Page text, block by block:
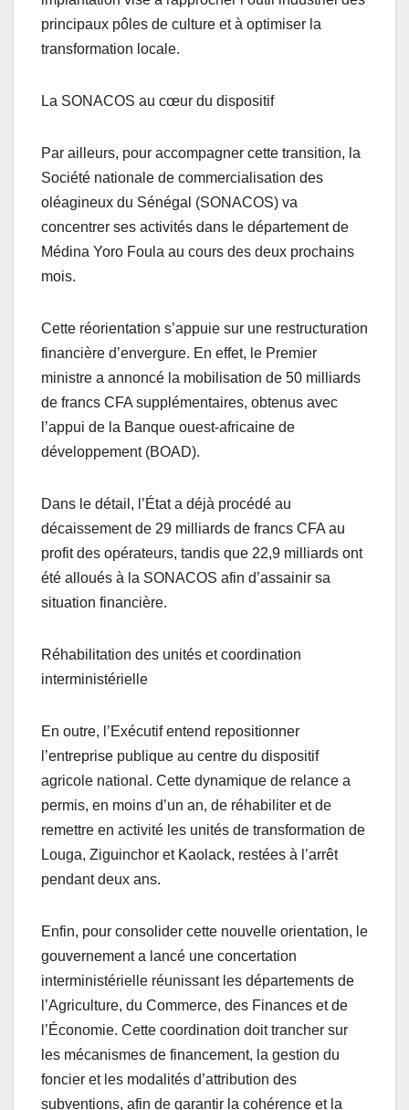
principaux pôles de culture et à optimiser la
transformation locale.
La SONACOS au cœur du dispositif
Par ailleurs, pour accompagner cette transition, la
Société nationale de commercialisation des
oléagineux du Sénégal (SONACOS) va
concentrer ses activités dans le département de
Médina Yoro Foula au cours des deux prochains
mois.
Cette réorientation s’appuie sur une restructuration
financière d’envergure. En effet, le Premier
ministre a annoncé la mobilisation de 50 milliards
de francs CFA supplémentaires, obtenus avec
l’appui de la Banque ouest-africaine de
développement (BOAD).
Dans le détail, l’État a déjà procédé au
décaissement de 29 milliards de francs CFA au
profit des opérateurs, tandis que 22,9 milliards ont
été alloués à la SONACOS afin d’assainir sa
situation financière.
Réhabilitation des unités et coordination
interministérielle
En outre, l’Exécutif entend repositionner
l’entreprise publique au centre du dispositif
agricole national. Cette dynamique de relance a
permis, en moins d’un an, de réhabiliter et de
remettre en activité les unités de transformation de
Louga, Ziguinchor et Kaolack, restées à l’arrêt
pendant deux ans.
Enfin, pour consolider cette nouvelle orientation, le
gouvernement a lancé une concertation
interministérielle réunissant les départements de
l’Agriculture, du Commerce, des Finances et de
l’Économie. Cette coordination doit trancher sur
les mécanismes de financement, la gestion du
foncier et les modalités d’attribution des
subventions, afin de garantir la cohérence et la